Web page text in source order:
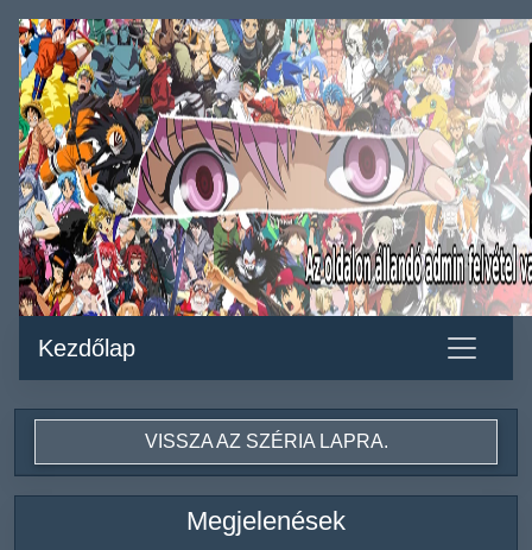
Kezdőlap
VISSZA AZ SZÉRIA LAPRA.
Megjelenések